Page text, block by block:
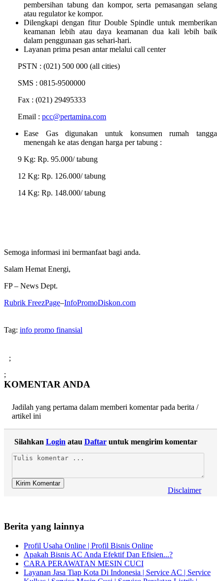
pembersihan tabung dan kompor, serta pemasangan selang
atau regulator ke kompor.
Dilengkapi dengan fitur Double Spindle untuk memberikan
keamanan lebih atau daya keamanan dua kali lebih baik
dalam penggunaan gas sehari-hari.
Layanan prima pesan antar melalui call center
PSTN : (021) 500 000 (all cities)
SMS : 0815-9500000
Fax : (021) 29495333
Email :pcc@pertamina.com
Ease Gas digunakan untuk konsumen rumah tangga
menengah ke atas dengan harga per tabung :
9 Kg: Rp. 95.000/ tabung
12 Kg: Rp. 126.000/ tabung
14 Kg: Rp. 148.000/ tabung
Semoga informasi ini bermanfaat bagi anda.
Salam Hemat Energi,
FP – News Dept.
Rubrik FreezPage–InfoPromoDiskon.com
Tag: info promo finansial
;
;
KOMENTAR ANDA
Jadilah yang pertama dalam memberi komentar pada berita /
artikel ini
Silahkan Login atau Daftaruntuk mengirim komentar
Disclaimer
Berita yang lainnya
Profil Usaha Online | Profil Bisnis Online
Apakah Bisnis AC Anda Efektif Dan Efisien...?
CARA PERAWATAN MESIN CUCI
Layanan Jasa Tiap Kota Di Indonesia | Service AC | Service